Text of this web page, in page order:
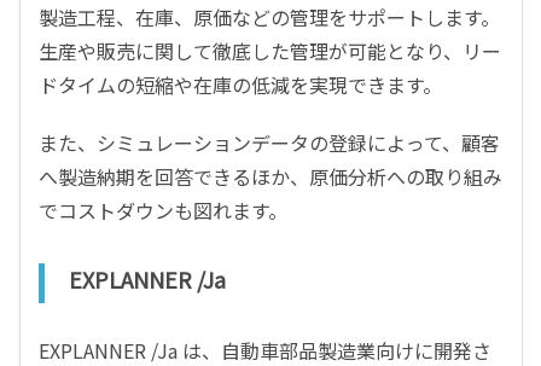
製造工程、在庫、原価などの管理をサポートします。
生産や販売に関して徹底した管理が可能となり、リー
ドタイムの短縮や在庫の低減を実現できます。
また、シミュレーションデータの登録によって、顧客
へ製造納期を回答できるほか、原価分析への取り組み
でコストダウンも図れます。
EXPLANNER /Ja
EXPLANNER /Ja は、自動車部品製造業向けに開発さ